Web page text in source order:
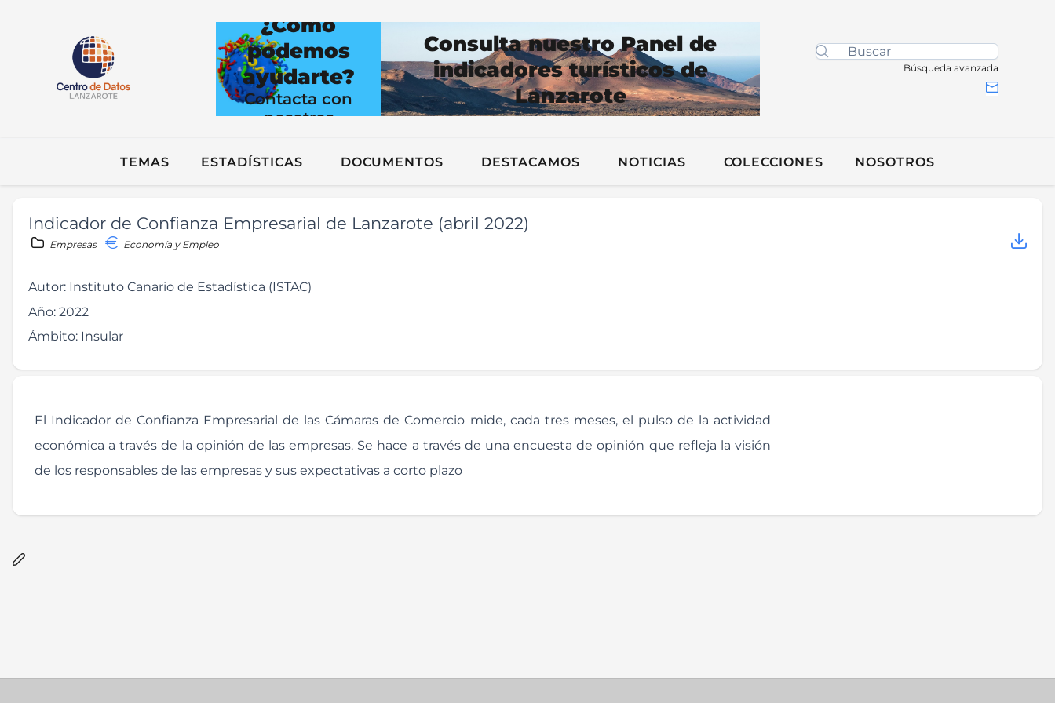
¿Cómo
podemos
ayudarte?
Contacta con
nosotros
Consulta nuestro Panel de
indicadores turísticos de
Lanzarote
Búsqueda avanzada
TEMAS ESTADÍSTICAS DOCUMENTOS DESTACAMOS NOTICIAS COLECCIONES NOSOTROS
Indicador de Confianza Empresarial de Lanzarote (abril 2022)
Empresas Economía y Empleo
Autor: Instituto Canario de Estadística (ISTAC)
Año: 2022
Ámbito: Insular
El Indicador de Confianza Empresarial de las Cámaras de Comercio mide, cada tres meses, el pulso de la actividad
económica a través de la opinión de las empresas. Se hace a través de una encuesta de opinión que refleja la visión
de los responsables de las empresas y sus expectativas a corto plazo